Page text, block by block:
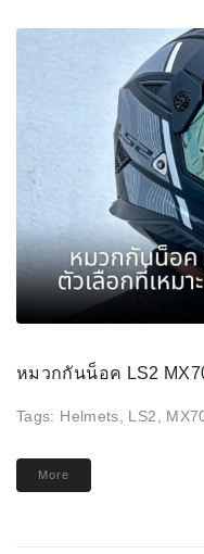
หมวกกันน็อค LS2
Tags: Helmets LS2
More